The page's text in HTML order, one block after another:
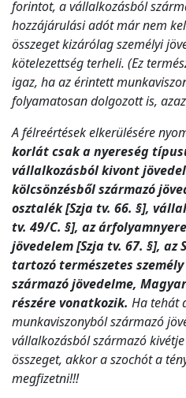
forintot, a vállalkozásból
hozzájárulási adót már nem
összeget kizárólag személyi
kötelezettség terheli. (Ez
igaz, ha az érintett
folyamatosan dolgozott is,
A félreértések elkerülésére
korlát csak a nyereség
vállalkozásból kivont
kölcsönzésből származó
osztalék [Szja tv. 66. §],
tv. 49/C. §], az
jövedelem [Szja tv. 67. §],
tartozó természetes
származó jövedelme,
részére vonatkozik. Ha tehát
munkaviszonyból származó
vállalkozásból származó
összeget, akkor a szochót a
megfizetni!!!